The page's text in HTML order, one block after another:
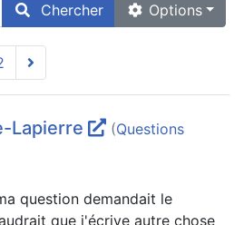
Chercher Options
Lapierre (Questions
question demandait le
que j'écrive autre chose